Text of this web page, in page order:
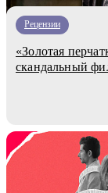
Рецензии
«Золотая
скандальный